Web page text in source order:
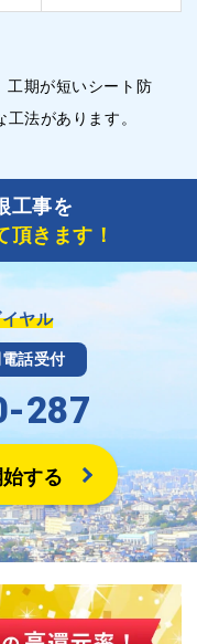
工期が短いシート防
法があります。
工事を
頂きます！
ヤル
話受付
287
する